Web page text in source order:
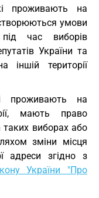
проживають на
умови
час виборів
України та
іншій території
проживають на
мають право
таких виборах або
зміни місця
адреси згідно з
України "Про